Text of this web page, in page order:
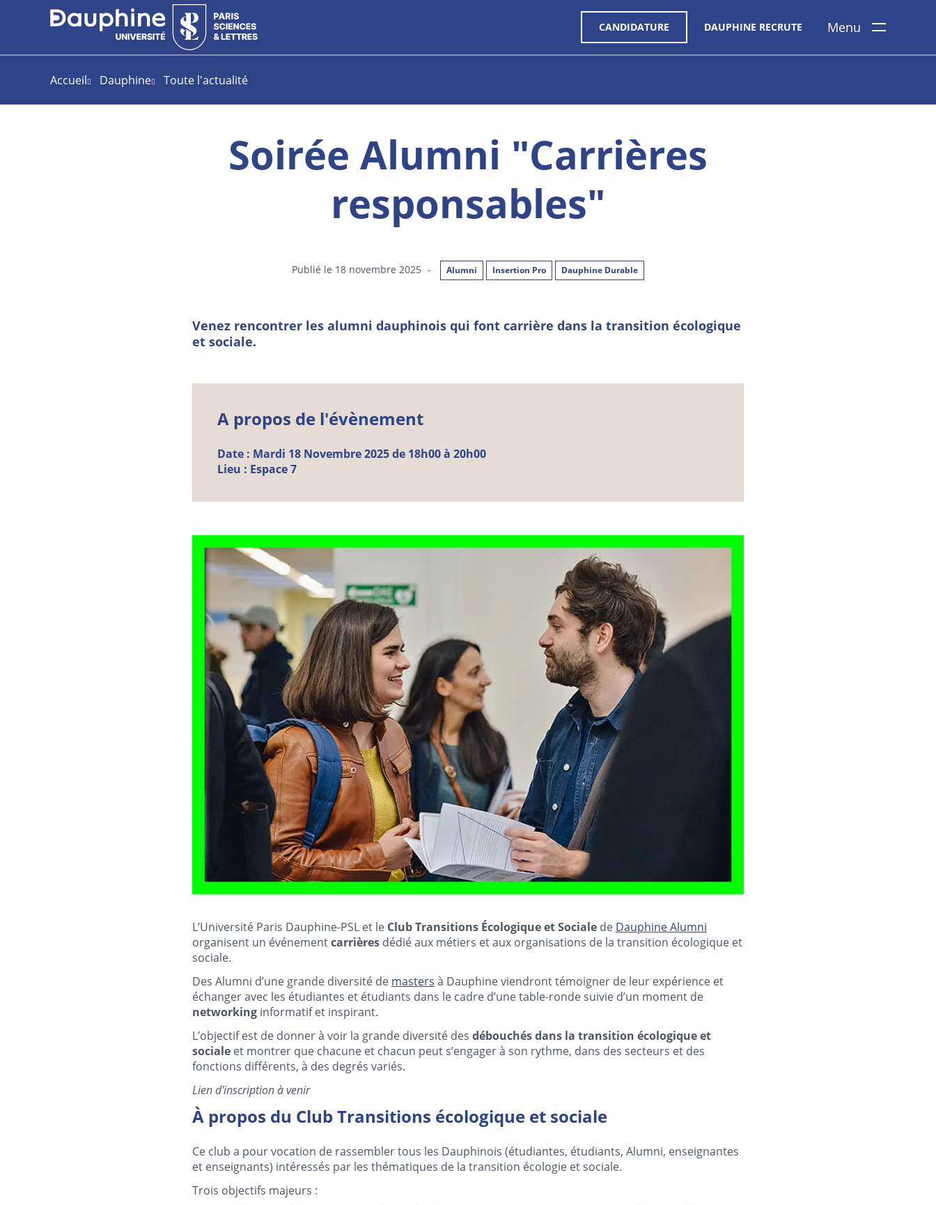
CANDIDATURE DAUPHINE RECRUTE Menu
Accueil Dauphine Toute l'actualité
Soirée Alumni "Carrières
responsables"
Publié le 18 novembre 2025 - Alumni Insertion Pro Dauphine Durable
Venez rencontrer les alumni dauphinois qui font carrière dans la transition écologique
et sociale.
A propos de l'évènement
Date : Mardi 18 Novembre2025 de 18h00 à 20h00
Lieu : Espace 7
L’Université Paris Dauphine-PSL et le Club Transitions Écologique et Sociale de Dauphine Alumni
organisent un événementcarrières dédié aux métiers et aux organisations de la transition écologique et
sociale.
Des Alumni d’une grande diversité de masters à Dauphine viendront témoigner de leur expérience et
échanger avec les étudiantes et étudiants dans le cadre d’une table-ronde suivie d’un moment de
networking informatif et inspirant.
L’objectif est de donner à voir la grande diversité des débouchés dans la transition écologique et
sociale et montrer que chacune et chacun peut s’engager à son rythme, dans des secteurs et des
fonctions différents, à des degrés variés.
Lien d'inscription à venir
À propos du Club Transitions écologique et sociale
Ce club a pour vocation de rassembler tous les Dauphinois (étudiantes, étudiants, Alumni, enseignantes
et enseignants) intéressés par les thématiques de la transition écologie et sociale.
Trois objectifs majeurs :